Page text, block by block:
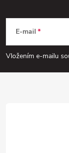
y
v
ý
p
a
E-mail
Vložením e-mailu